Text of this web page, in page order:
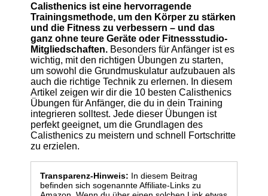
Calisthenics ist eine hervorragende
Trainingsmethode, um den Körper zu stärken
und die Fitness zu verbessern – und das
ganz ohne teure Geräte oder Fitnessstudio-
Mitgliedschaften. Besonders für Anfänger ist es
wichtig, mit den richtigen Übungen zu starten,
um sowohl die Grundmuskulatur aufzubauen als
auch die richtige Technik zu erlernen. In diesem
Artikel zeigen wir dir die 10 besten Calisthenics
Übungen für Anfänger, die du in dein Training
integrieren solltest. Jede dieser Übungen ist
perfekt geeignet, um die Grundlagen des
Calisthenics zu meistern und schnell Fortschritte
zu erzielen.
Transparenz-Hinweis: In diesem Beitrag
befinden sich sogenannte Affiliate-Links zu